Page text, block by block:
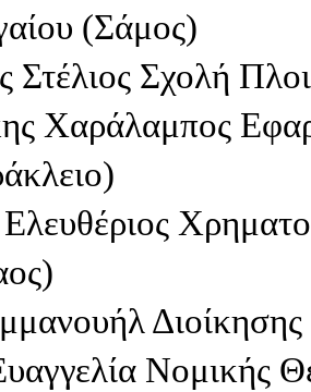
(Σάμος)
Στέλιος Σχολή
Χαράλαμπος
Διοίκησης
Νομικής